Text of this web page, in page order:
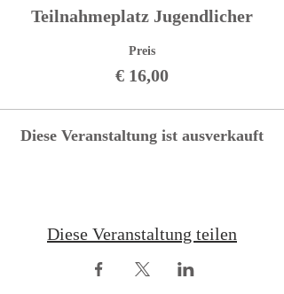
Teilnahmeplatz Jugendlicher
Preis
€ 16,00
Diese Veranstaltung ist ausverkauft
Diese Veranstaltung teilen